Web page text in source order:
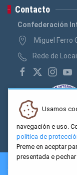
Contacto
Confederación
Miguel Ferro
Rede de
2026 CIG.
Usamos
navegación e uso.
política de
Preme en aceptar
presentada e